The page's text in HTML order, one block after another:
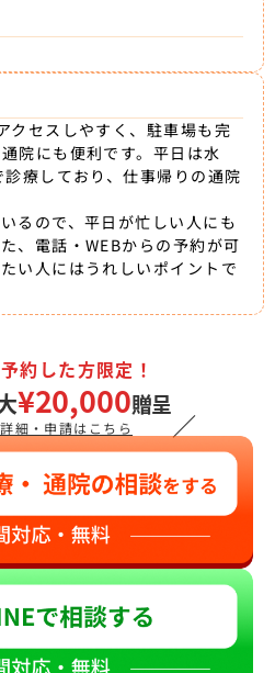
クセスしやすく、駐車場も完
院にも便利です。平日は水
療しており、仕事帰りの通院
るので、平日が忙しい人にも
、電話・WEBからの予約が可
い人にはうれしいポイントで
約した方限定！
¥20,000贈呈
細・申請はこちら ／